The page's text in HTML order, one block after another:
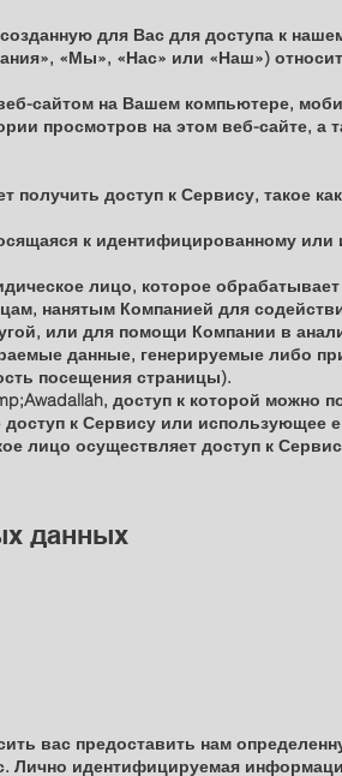
для Вас для доступа к
«Мы», «Нас» или «Наш»)
сайтом на Вашем компьютере,
просмотров на этом веб-сайте, а
получить доступ к Сервису, такое
к идентифицированному
лицо, которое
нанятым Компанией для
или для помощи Компании в
данные, генерируемые либо
посещения страницы).
доступ к которой можно
к Сервису или использующее
лицо осуществляет доступ к
данных
вас предоставить нам
идентифицируемая